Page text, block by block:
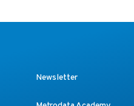
Newsletter